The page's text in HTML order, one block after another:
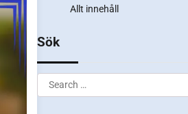
Allt innehåll
Sök
Search
for: